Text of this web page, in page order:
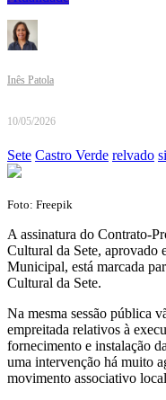
Inês Patola
10/05/2026
Sete Castro Verde relvado
Foto: Freepik
A assinatura do Contrato-
Cultural da Sete, aprovado
Municipal, está marcada
Cultural da Sete.
Na mesma sessão pública
empreitada relativos à
fornecimento e instalação
uma intervenção há muito
movimento associativo